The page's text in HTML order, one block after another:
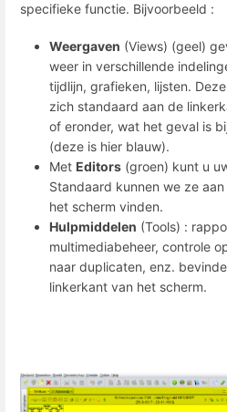
specifieke functie. Bijvoorbeeld :
Weergaven (Views) (geel)
weer in verschillende
tijdlijn, grafieken, lijsten.
zich standaard aan de
of eronder, wat het geval is
(deze is hier blauw).
Met Editors (groen) kunt u
Standaard kunnen we ze
het scherm vinden.
Hulpmiddelen (Tools) :
multimediabeheer, controle
naar duplicaten, enz.
linkerkant van het scherm.